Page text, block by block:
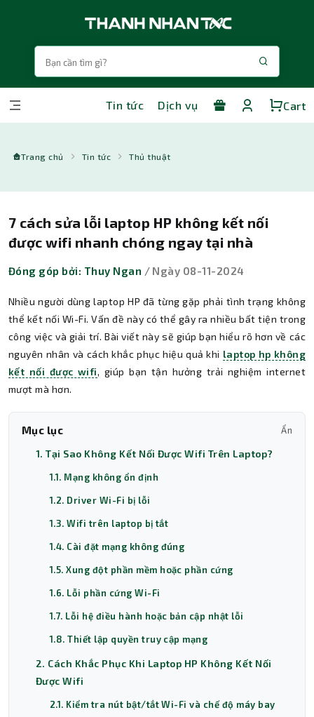
Tin tức Dịch vụ Cart
Trang chủ Tin tức Thủ thuật
7 cách sửa lỗi laptop HP không kết nối
được wifi nhanh chóng ngay tại nhà
Đóng góp bởi: Thuy Ngan / Ngày 08-11-2024
Nhiều người dùng laptop HP đã từng gặp phải tình trạng không
thể kết nối Wi-Fi. Vấn đề này có thể gây ra nhiều bất tiện trong
công việc và giải trí. Bài viết này sẽ giúp bạn hiểu rõ hơn về các
nguyên nhân và cách khắc phục hiệu quả khi laptop hp không
kết nối được wifi, giúp bạn tận hưởng trải nghiệm internet
mượt mà hơn.
Mục lục Ẩn
1. Tại Sao Không Kết Nối Được Wifi Trên Laptop?
1.1. Mạng không ổn định
1.2. Driver Wi-Fi bị lỗi
1.3. Wifi trên laptop bị tắt
1.4. Cài đặt mạng không đúng
1.5. Xung đột phần mềm hoặc phần cứng
1.6. Lỗi phần cứng Wi-Fi
1.7. Lỗi hệ điều hành hoặc bản cập nhật lỗi
1.8. Thiết lập quyền truy cập mạng
2. Cách Khắc Phục Khi Laptop HP Không Kết Nối
Được Wifi
2.1. Kiểm tra nút bật/tắt Wi-Fi và chế độ máy bay